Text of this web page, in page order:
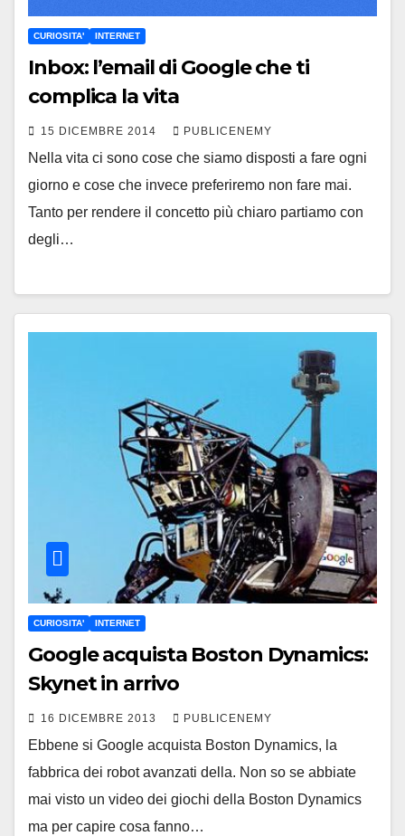
CURIOSITA' INTERNET
Inbox: l’email di Google che ti
complica la vita
15 DICEMBRE 2014 PUBLICENEMY
Nella vita ci sono cose che siamo disposti a fare ogni
giorno e cose che invece preferiremo non fare mai.
Tanto per rendere il concetto più chiaro partiamo con
degli…
CURIOSITA' INTERNET
Google acquista Boston Dynamics:
Skynet in arrivo
16 DICEMBRE 2013 PUBLICENEMY
Ebbene si Google acquista Boston Dynamics, la
fabbrica dei robot avanzati della. Non so se abbiate
mai visto un video dei giochi della Boston Dynamics
ma per capire cosa fanno…